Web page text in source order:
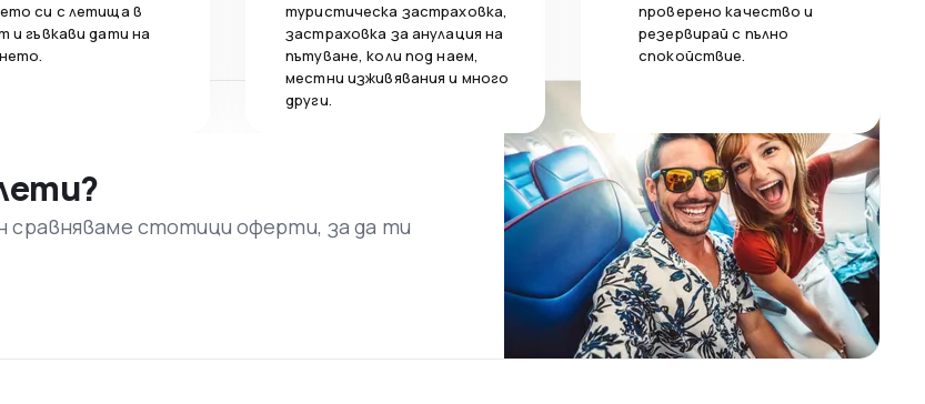
си с летища в
и гъвкави дати на
туристическа застраховка,
застраховка за анулация на
пътуване, коли под наем,
местни изживявания и много
други.
проверено качество и
резервирай с пълно
спокойствие.
сравняваме стотици оферти, за да ти